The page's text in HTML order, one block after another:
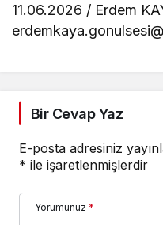
11.06.2026 / Erdem
Bir Cevap Yaz
E-posta adresiniz
* ile işaretlenmişlerdir
Yorumunuz *